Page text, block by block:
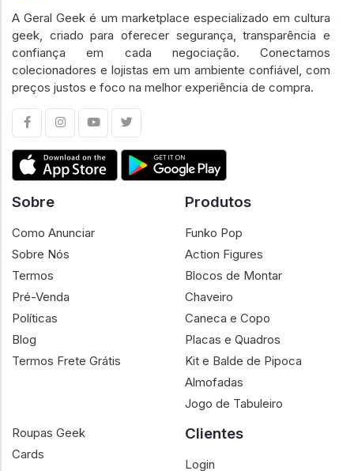
A Geral Geek é um marketplace especializado em cultura
geek, criado para oferecer segurança, transparência e
confiança em cada negociação. Conectamos
colecionadores e lojistas em um ambiente confiável, com
preços justos e foco na melhor experiência de compra.
Sobre
Como Anunciar
Sobre Nós
Termos
Pré-Venda
Políticas
Blog
Termos Frete Grátis
Produtos
Funko Pop
Action Figures
Blocos de Montar
Chaveiro
Caneca e Copo
Placas e Quadros
Kit e Balde de Pipoca
Almofadas
Jogo de Tabuleiro
Roupas Geek
Cards
Clientes
Login